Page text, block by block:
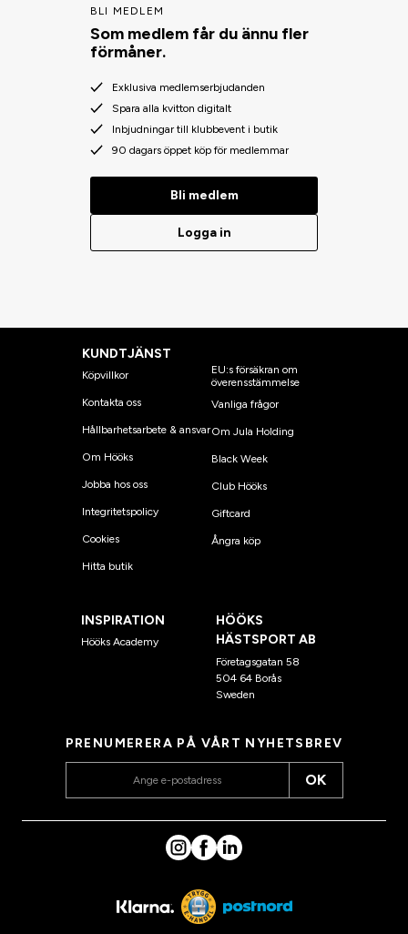
BLI MEDLEM
Som medlem får du ännu fler
förmåner.
Exklusiva medlemserbjudanden
Spara alla kvitton digitalt
Inbjudningar till klubbevent i butik
90 dagars öppet köp för medlemmar
Bli medlem
Logga in
KUNDTJÄNST
Köpvillkor
Kontakta oss
Hållbarhetsarbete & ansvar
Om Hööks
Jobba hos oss
Integritetspolicy
Cookies
Hitta butik
EU:s försäkran om
överensstämmelse
Vanliga frågor
Om Jula Holding
Black Week
Club Hööks
Giftcard
Ångra köp
INSPIRATION
Hööks Academy
HÖÖKS
HÄSTSPORT AB
Företagsgatan 58
504 64 Borås
Sweden
PRENUMERERA PÅ VÅRT NYHETSBREV
OK